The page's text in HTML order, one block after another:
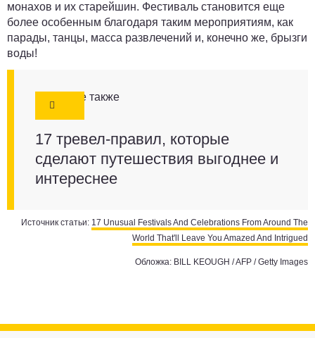
монахов и их старейшин. Фестиваль становится еще
более особенным благодаря таким мероприятиям, как
парады, танцы, масса развлечений и, конечно же, брызги
воды!
Смотрите также
17 тревел-правил, которые
сделают путешествия выгоднее и
интереснее
Источник статьи: 17 Unusual Festivals And Celebrations From Around The
World That'll Leave You Amazed And Intrigued
Обложка: BILL KEOUGH / AFP / Getty Images